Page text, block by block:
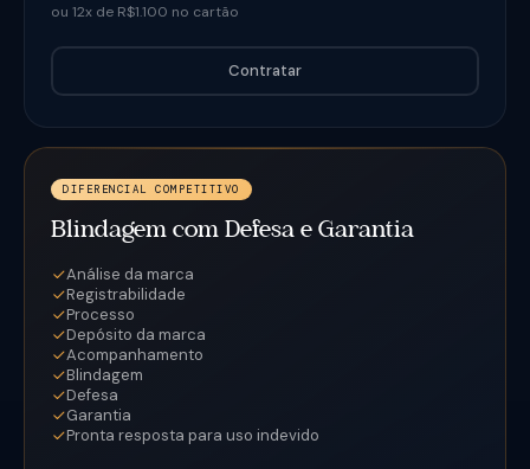
ou 12x de R$1.100 no cartão
Contratar
DIFERENCIAL COMPETITIVO
Blindagem com Defesa e Garantia
Análise da marca
Registrabilidade
Processo
Depósito da marca
Acompanhamento
Blindagem
Defesa
Garantia
Pronta resposta para uso indevido